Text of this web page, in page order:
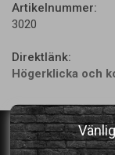
Artikelnummer:
3020
Direktlänk:
Högerklicka och